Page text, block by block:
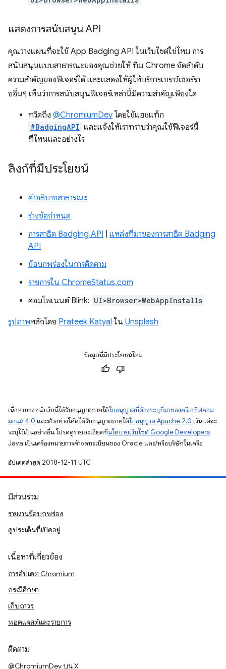
แสดงการสนับสนุน API
คุณวางแผนที่จะใช้ App Badging API ในเว็บไซต์ใช่ไหม การ
สนับสนุนแบบสาธารณะของคุณช่วยให้ ทีม Chrome จัดลําดับ
ความสําคัญของฟีเจอร์ได้ และแสดงให้ผู้ให้บริการเบราว์เซอร์รา
ยอื่นๆ เห็นว่าการสนับสนุนฟีเจอร์เหล่านี้มีความสําคัญเพียงใด
ทวีตถึง @ChromiumDevโดยใช้แฮชแท็ก
#BadgingAPI และแจ้งให้เราทราบว่าคุณใช้ฟีเจอร์นี้
ที่ไหนและอย่างไร
ลิงก์ที่มีประโยชน์
คำอธิบายสาธารณะ
ร่างข้อกำหนด
การสาธิต Badging API
แหล่งที่มาของการสาธิต Badging
API
ข้อบกพร่องในการติดตาม
รายการใน ChromeStatus.com
คอมโพเนนต์ Blink: UI>Browser>WebAppInstalls
รูปภาพหลักโดย Prateek Katyal ใน Unsplash
ข้อมูลนี้มีประโยชน์ไหม
เนื้อหาของหน้าเว็บนี้ได้รับอนุญาตภายใต้ใบอนุญาตที่ต้องระบุที่มาของครีเอทีฟคอม
มอนส์ 4.0 และตัวอย่างโค้ดได้รับอนุญาตภายใต้ใบอนุญาต Apache 2.0 เว้นแต่จะ
ระบุไว้เป็นอย่างอื่น โปรดดูรายละเอียดที่นโยบายเว็บไซต์ Google Developers
Java เป็นเครื่องหมายการค้าจดทะเบียนของ Oracle และ/หรือบริษัทในเครือ
อัปเดตล่าสุด 2018-12-11 UTC
มีส่วนร่วม
รายงานข้อบกพร่อง
ดูประเด็นที่เปิดอยู่
เนื้อหาที่เกี่ยวข้อง
การอัปเดต Chromium
กรณีศึกษา
เก็บถาวร
พอดแคสต์และรายการ
ติดตาม
@ChromiumDev บน X